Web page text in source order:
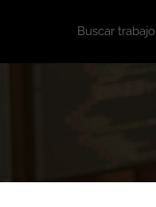
Buscar trabajo